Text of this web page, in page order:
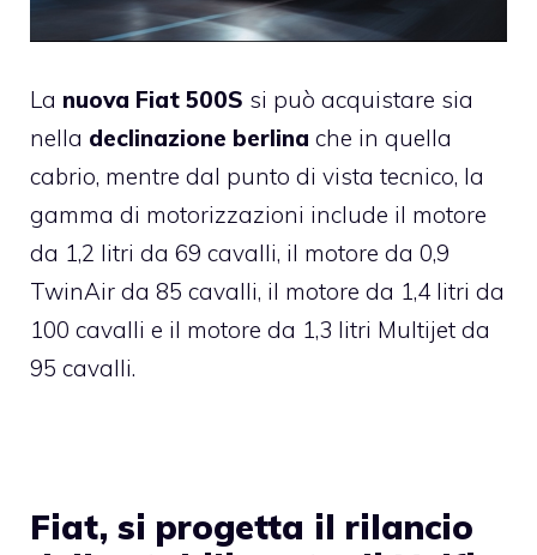
La nuova Fiat 500S si può acquistare sia
nella declinazione berlina che in quella
cabrio, mentre dal punto di vista tecnico, la
gamma di motorizzazioni include il motore
da 1,2 litri da 69 cavalli, il motore da 0,9
TwinAir da 85 cavalli, il motore da 1,4 litri da
100 cavalli e il motore da 1,3 litri Multijet da
95 cavalli.
Fiat, si progetta il rilancio